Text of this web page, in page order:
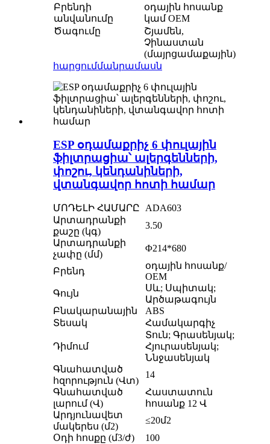
Բրենդի
անվանումը
օդային հոսանք
կամ OEM
Ծագումը
Շյամեն,
Չինաստան
(մայրցամաքային)
հարցումմանրամասն
ESP օդամաքրիչ 6 փուլային
ֆիլտրացիա՝ ալերգենների,
փոշու, կենդանիների,
վտանգավոր հոտի համար
ՄՈԴԵԼԻ ՀԱՄԱՐԸ ADA603
Արտադրանքի
քաշը (կգ)
3.50
Արտադրանքի
չափը (մմ)
Φ214*680
Բրենդ
օդային հոսանք/
OEM
Գույն
Սև; Սպիտակ;
Արծաթագույն
Բնակարանային
ABS
Տեսակ
Համակարգիչ
Դիմում
Տուն; Գրասենյակ;
Հյուրասենյակ;
Ննջասենյակ
Գնահատված
հզորություն (Վտ)
14
Գնահատված
լարում (Վ)
Հաստատուն
հոսանք 12 Վ
Արդյունավետ
մակերես (մ2)
≤20մ2
Օդի հոսքը (մ3/ժ)
100